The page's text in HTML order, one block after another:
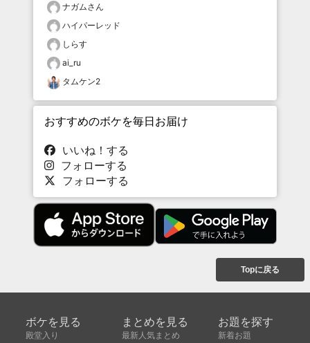
ナガムさん
ハイパーレッド
しらす
ai_ru
タムケン2
おすすめのボケを毎日お届け
いいね！する
フォローする
フォローする
Topに戻る
ボケを見る
殿堂入り
まとめを見る
最新人気まとめ
お題を探す
新着お題